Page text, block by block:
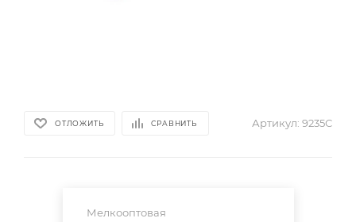
ОТЛОЖИТЬ СРАВНИТЬ Артикул: 9235С
Мелкооптовая